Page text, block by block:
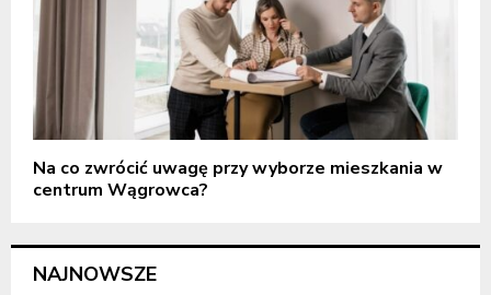
Na co zwrócić uwagę przy wyborze mieszkania w
centrum Wągrowca?
NAJNOWSZE